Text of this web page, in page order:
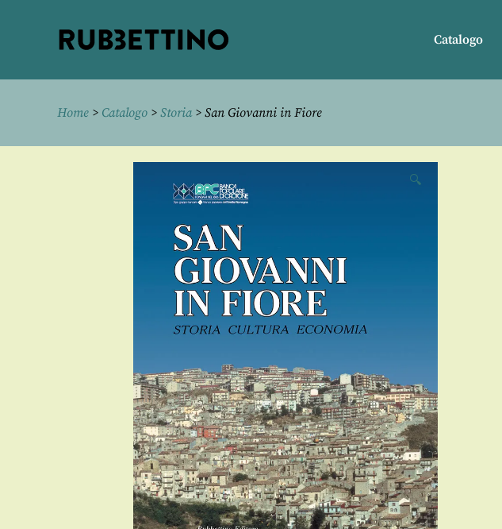
Catalogo
Home > Catalogo > Storia> San Giovanni in Fiore
🔍